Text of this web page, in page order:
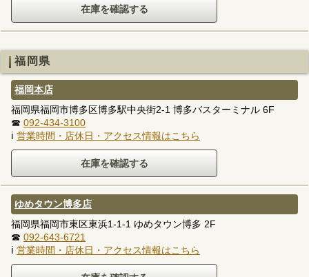
福岡県
福岡本店
福岡県福岡市博多区博多駅中央街2-1 博多バスターミナル 6F
☎ 092-434-3100
ℹ 営業時間・店休日・アクセス情報はこちら
ゆめタウン博多店
福岡県福岡市東区東浜1-1-1 ゆめタウン博多 2F
☎ 092-643-6721
ℹ 営業時間・店休日・アクセス情報はこちら